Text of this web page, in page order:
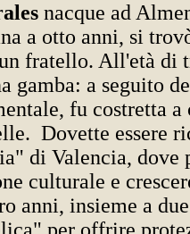
nacque ad
a otto anni, si
fratello. All'età di
gamba: a seguito
fu costretta a
Dovette essere
di Valencia, dove
culturale e
anni, insieme a